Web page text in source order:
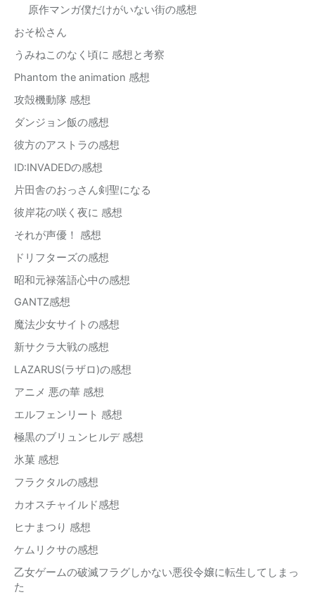
原作マンガ僕だけがいない街の感想
おそ松さん
うみねこのなく頃に 感想と考察
Phantom the animation 感想
攻殻機動隊 感想
ダンジョン飯の感想
彼方のアストラの感想
ID:INVADEDの感想
片田舎のおっさん剣聖になる
彼岸花の咲く夜に 感想
それが声優！ 感想
ドリフターズの感想
昭和元禄落語心中の感想
GANTZ感想
魔法少女サイトの感想
新サクラ大戦の感想
LAZARUS(ラザロ)の感想
アニメ 悪の華 感想
エルフェンリート 感想
極黒のブリュンヒルデ 感想
氷菓 感想
フラクタルの感想
カオスチャイルド感想
ヒナまつり 感想
ケムリクサの感想
乙女ゲームの破滅フラグしかない悪役令嬢に転生してしまっ
た